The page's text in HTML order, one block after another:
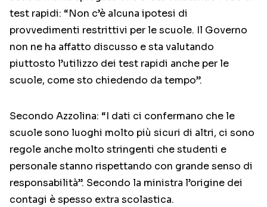
test rapidi: “Non c’è alcuna ipotesi di
provvedimenti restrittivi per le scuole. Il Governo
non ne ha affatto discusso e sta valutando
piuttosto l’utilizzo dei test rapidi anche per le
scuole, come sto chiedendo da tempo”.
Secondo Azzolina: “I dati ci confermano che le
scuole sono luoghi molto più sicuri di altri, ci sono
regole anche molto stringenti che studenti e
personale stanno rispettando con grande senso di
responsabilità”. Secondo la ministra l’origine dei
contagi è spesso extra scolastica.